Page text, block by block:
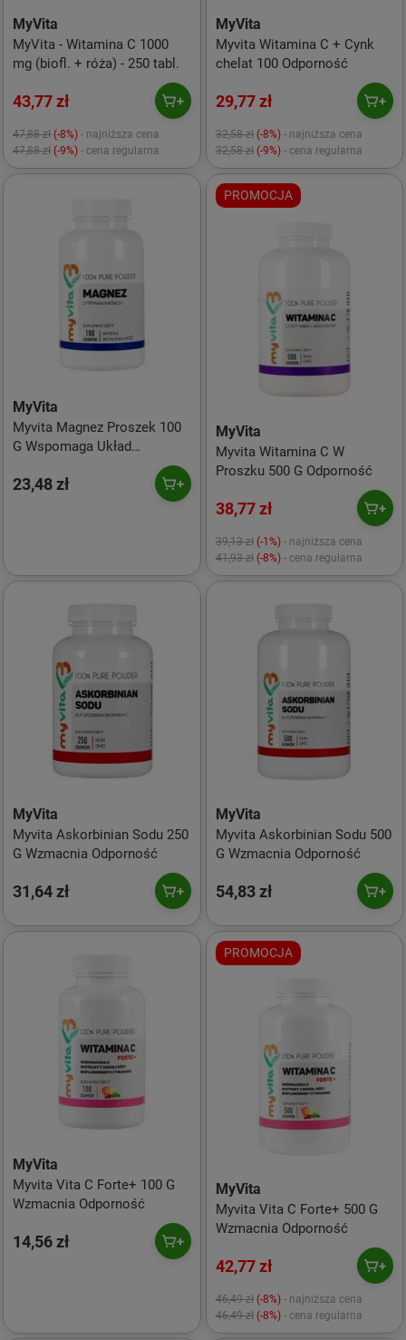
MyVita
MyVita - Witamina C 1000
mg (biofl. + róża) - 250 tabl.
43,77 zł
47,88 zł (-8%) - najniższa cena
47,88 zł (-9%) - cena regularna
MyVita
Myvita Witamina C + Cynk
chelat 100 Odporność
29,77 zł
32,58 zł (-8%) - najniższa cena
32,58 zł (-9%) - cena regularna
MyVita
Myvita Magnez Proszek 100
G Wspomaga Układ
23,48 zł
PROMOCJA
MyVita
Myvita Witamina C W
Proszku 500 G Odporność
38,77 zł
39,13 zł (-1%) - najniższa cena
41,93 zł (-8%) - cena regularna
MyVita
Myvita Askorbinian Sodu 250
G Wzmacnia Odporność
31,64 zł
MyVita
Myvita Askorbinian Sodu 500
G Wzmacnia Odporność
54,83 zł
MyVita
Myvita Vita C Forte+ 100 G
Wzmacnia Odporność
14,56 zł
PROMOCJA
MyVita
Myvita Vita C Forte+ 500 G
Wzmacnia Odporność
42,77 zł
46,49 zł (-8%) - najniższa cena
46,49 zł (-8%) - cena regularna